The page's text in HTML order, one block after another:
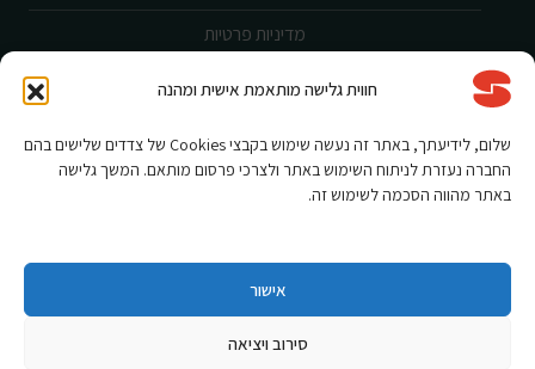
חווית גלישה מותאמת אישית ומהנה
שלום, לידיעתך, באתר זה נעשה שימוש בקבצי Cookies של צדדים שלישים בהם
החברה נעזרת לניתוח השימוש באתר ולצרכי פרסום מותאם. המשך גלישה
באתר מהווה הסכמה לשימוש זה.
אישור
סירוב ויציאה
מדיניות פרטיות
ביטול עסקה
הצהרת נגישות